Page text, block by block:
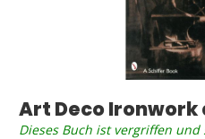
Art Deco Ironwork
Dieses Buch ist vergriffen